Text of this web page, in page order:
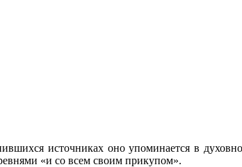
источниках оно упоминается в
«и со всем своим прикупом».